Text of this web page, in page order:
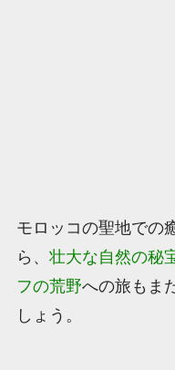
モロッコの聖地での
ら、 壮大な自然の秘
フの荒野への旅もま
しょう。